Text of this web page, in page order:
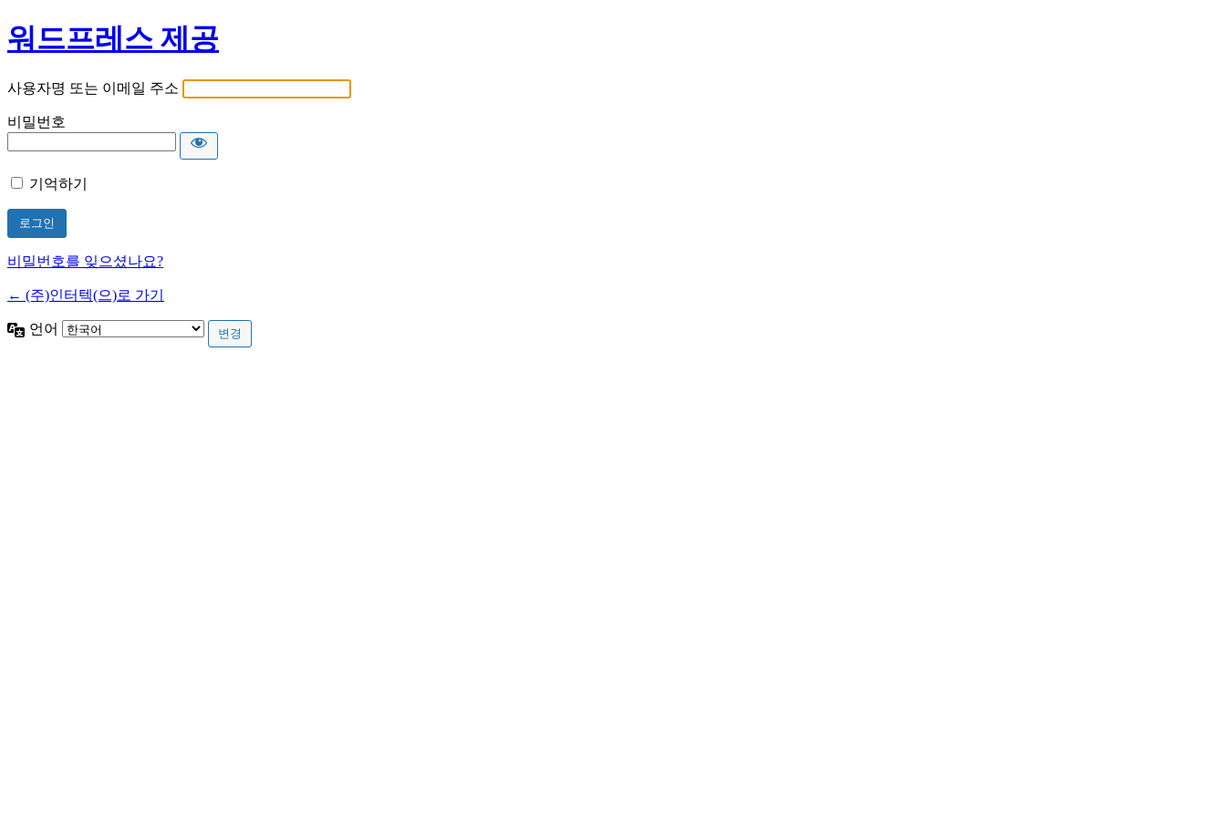
워드프레스 제공
사용자명 또는 이메일 주소
비밀번호
기억하기
비밀번호를 잊으셨나요?
← (주)인터텍(으)로 가기
언어